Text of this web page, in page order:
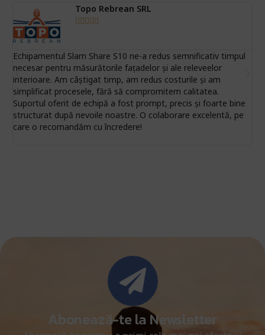
Contactează-ne acum
te poate ghida în alegerea produsului perfect!
Topo Rebrean SRL
    
Echipamentul Slam Share S10 ne-a redus semnificativ timpul
necesar pentru măsurătorile fațadelor și ale releveelor
interioare. Am câștigat timp, am redus costurile și am
simplificat procesele, fără să compromitem calitatea.
Suportul oferit de echipă a fost prompt, precis și foarte bine
structurat după nevoile noastre. O colaborare excelentă, pe
care o recomandăm cu încredere!
Abonează-te la Newsletter